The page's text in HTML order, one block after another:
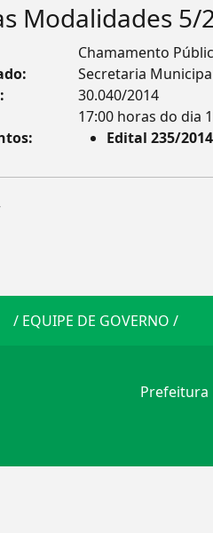
Modalidades 5/
Chamamento
Secretaria
30.040/2014
17:00 horas do dia
Edital 235/2014
/ EQUIPE DE GOVERNO /
Prefeitura